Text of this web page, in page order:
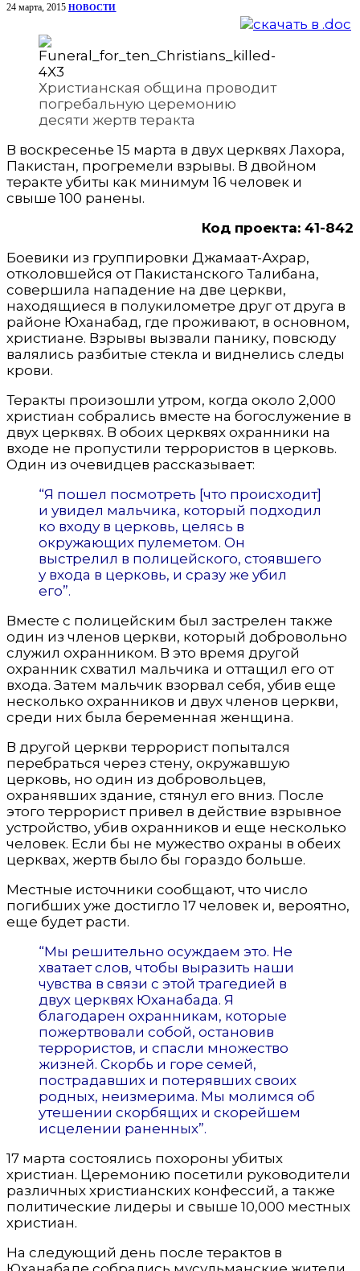
24 марта, 2015 НОВОСТИ
Христианская община проводит
погребальную церемонию
десяти жертв теракта
В воскресенье 15 марта в двух церквях Лахора,
Пакистан, прогремели взрывы. В двойном
теракте убиты как минимум 16 человек и
свыше 100 ранены.
Код проекта: 41-842
Боевики из группировки Джамаат-Ахрар,
отколовшейся от Пакистанского Талибана,
совершила нападение на две церкви,
находящиеся в полукилометре друг от друга в
районе Юханабад, где проживают, в основном,
христиане. Взрывы вызвали панику, повсюду
валялись разбитые стекла и виднелись следы
крови.
Теракты произошли утром, когда около 2,000
христиан собрались вместе на богослужение в
двух церквях. В обоих церквях охранники на
входе не пропустили террористов в церковь.
Один из очевидцев рассказывает:
“Я пошел посмотреть [что происходит]
и увидел мальчика, который подходил
ко входу в церковь, целясь в
окружающих пулеметом. Он
выстрелил в полицейского, стоявшего
у входа в церковь, и сразу же убил
его”.
Вместе с полицейским был застрелен также
один из членов церкви, который добровольно
служил охранником. В это время другой
охранник схватил мальчика и оттащил его от
входа. Затем мальчик взорвал себя, убив еще
несколько охранников и двух членов церкви,
среди них была беременная женщина.
В другой церкви террорист попытался
перебраться через стену, окружавшую
церковь, но один из добровольцев,
охранявших здание, стянул его вниз. После
этого террорист привел в действие взрывное
устройство, убив охранников и еще несколько
человек. Если бы не мужество охраны в обеих
церквах, жертв было бы гораздо больше.
Местные источники сообщают, что число
погибших уже достигло 17 человек и, вероятно,
еще будет расти.
“Мы решительно осуждаем это. Не
хватает слов, чтобы выразить наши
чувства в связи с этой трагедией в
двух церквях Юханабада. Я
благодарен охранникам, которые
пожертвовали собой, остановив
террористов, и спасли множество
жизней. Скорбь и горе семей,
пострадавших и потерявших своих
родных, неизмерима. Мы молимся об
утешении скорбящих и скорейшем
исцелении раненных”.
17 марта состоялись похороны убитых
христиан. Церемонию посетили руководители
различных христианских конфессий, а также
политические лидеры и свыше 10,000 местных
христиан.
На следующий день после терактов в